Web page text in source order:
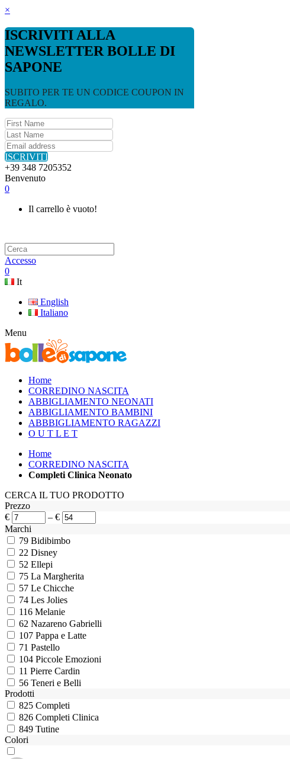
×
ISCRIVITI ALLA
NEWSLETTER BOLLE DI
SAPONE
SUBITO PER TE UN CODICE COUPON IN
REGALO.
ISCRIVITI
+39 348 7205352
Benvenuto
0
Il carrello è vuoto!
Accesso
0
It
English
Italiano
Menu
Home
CORREDINO NASCITA
ABBIGLIAMENTO NEONATI
ABBIGLIAMENTO BAMBINI
ABBBIGLIAMENTO RAGAZZI
O U T L E T
Home
CORREDINO NASCITA
Completi Clinica Neonato
CERCA IL TUO PRODOTTO
Prezzo
€
– €
Marchi
79 Bidibimbo
22 Disney
52 Ellepi
75 La Margherita
57 Le Chicche
74 Les Jolies
116 Melanie
62 Nazareno Gabrielli
107 Pappa e Latte
71 Pastello
104 Piccole Emozioni
11 Pierre Cardin
56 Teneri e Belli
Prodotti
825 Completi
826 Completi Clinica
849 Tutine
Colori